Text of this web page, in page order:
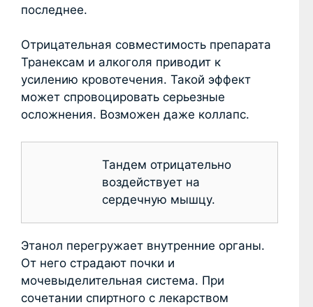
последнее.
Отрицательная совместимость препарата
Транексам и алкоголя приводит к
усилению кровотечения. Такой эффект
может спровоцировать серьезные
осложнения. Возможен даже коллапс.
Тандем отрицательно
воздействует на
сердечную мышцу.
Этанол перегружает внутренние органы.
От него страдают почки и
мочевыделительная система. При
сочетании спиртного с лекарством